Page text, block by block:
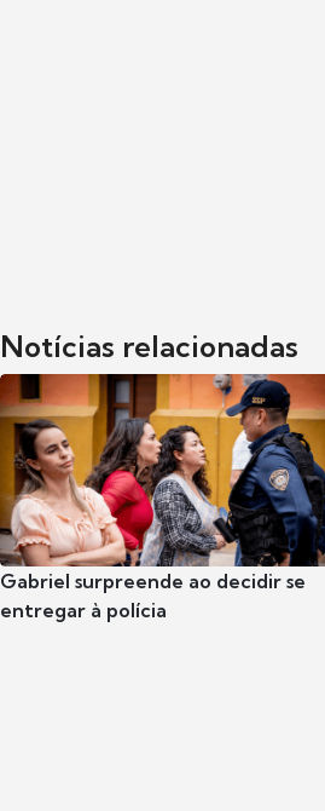
Notícias relacionadas
Gabriel surpreende ao decidir se
entregar à polícia